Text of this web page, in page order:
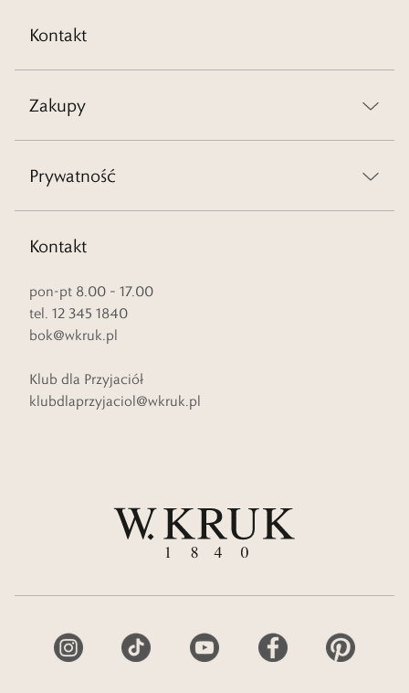
Kontakt
Zakupy
Prywatność
Kontakt
pon-pt 8.00 – 17.00
tel. 12 345 1840
bok@wkruk.pl
Klub dla Przyjaciół
klubdlaprzyjaciol@wkruk.pl